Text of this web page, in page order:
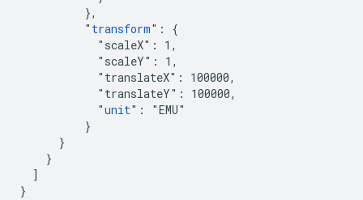
          },
          "
transform": {
            "scaleX": 1,
            "scaleY": 1,
            "translateX": 100000,
            "translateY": 100000,
            "
unit": "EMU"
          }
      }
    }
  ]
}